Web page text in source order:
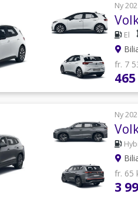
Ny
El
fr. 7
Ny
fr. 65
3